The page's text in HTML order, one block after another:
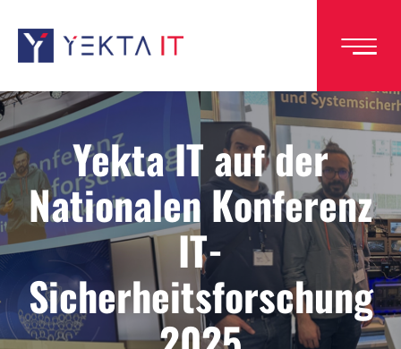
Yekta IT auf der
Nationalen Konferenz
IT-
Sicherheitsforschung